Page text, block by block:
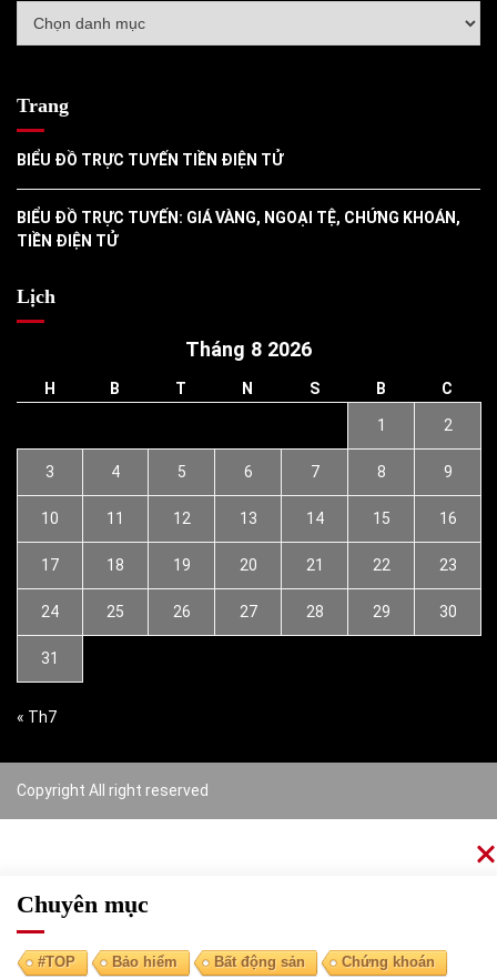
mục
Trang
BIỂU ĐỒ TRỰC TUYẾN TIỀN ĐIỆN TỬ
BIỂU ĐỒ TRỰC TUYẾN: GIÁ VÀNG, NGOẠI TỆ, CHỨNG KHOÁN,
TIỀN ĐIỆN TỬ
Lịch
Tháng 8 2026
H B T N S B C
1 2
3 4 5 6 7 8 9
10 11 12 13 14 15 16
17 18 19 20 21 22 23
24 25 26 27 28 29 30
31
« Th7
Copyright All right reserved
Chuyên mục
#TOP Bảo hiểm Bất động sản Chứng khoán